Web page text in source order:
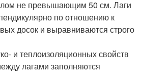
не превышающим 50 см. Лаги
по отношению к
досок и выравниваются строго
и теплоизоляционных свойств
лагами заполняются